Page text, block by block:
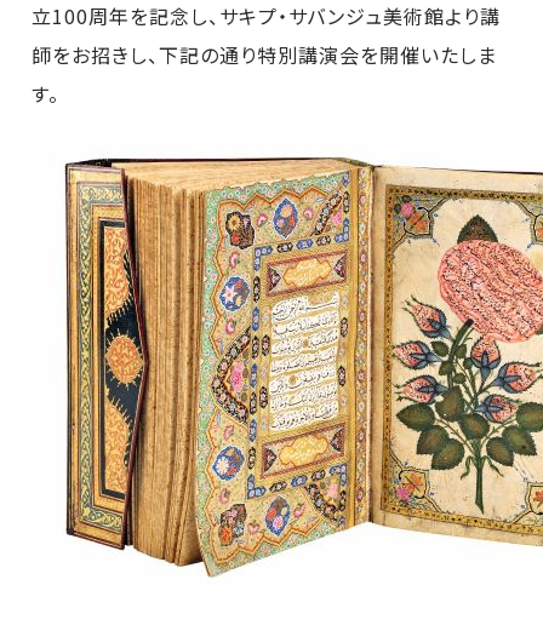
立100周年を記念し、サキプ・サバンジュ美術館より講
師をお招きし、下記の通り特別講演会を開催いたしま
す。